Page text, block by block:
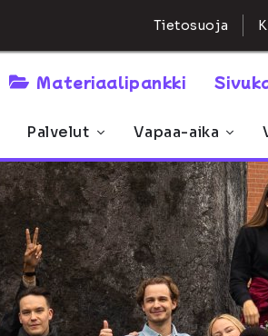
Tietosuoja
Materiaalipankki
Palvelut Vapaa-aika